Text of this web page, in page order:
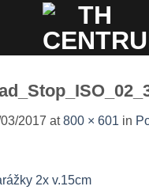
2017 at800 × 601 in